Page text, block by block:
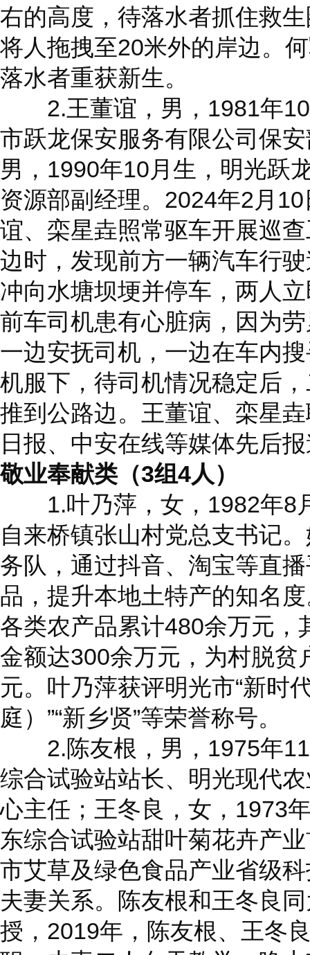
右的高度，待落水者抓住救
将人拖拽至20米外的岸边。
落水者重获新生。
2.王董谊，男，1981年10
市跃龙保安服务有限公司保
男，1990年10月生，明光跃
资源部副经理。2024年2月
谊、栾星垚照常驱车开展巡
边时，发现前方一辆汽车行
冲向水塘坝埂并停车，两人
前车司机患有心脏病，因为
一边安抚司机，一边在车内
机服下，待司机情况稳定后
推到公路边。王董谊、栾星
日报、中安在线等媒体先后
敬业奉献类（3组4人）
1.叶乃萍，女，1982年8
自来桥镇张山村党总支书记
务队，通过抖音、淘宝等直
品，提升本地土特产的知名
各类农产品累计480余万元，
金额达300余万元，为村脱贫
元。叶乃萍获评明光市“新时
庭）”“新乡贤”等荣誉称号。
2.陈友根，男，1975年11
综合试验站站长、明光现代
心主任；王冬良，女，1973
东综合试验站甜叶菊花卉产
市艾草及绿色食品产业省级
夫妻关系。陈友根和王冬良
授，2019年，陈友根、王冬